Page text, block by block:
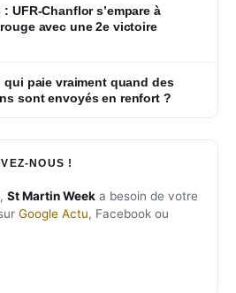
UFR-Chanflor s’empare à
avec une 2e victoire
qui paie vraiment quand des
sont envoyés en renfort ?
NOUS !
St Martin Week a besoin de votre
Google Actu, Facebook ou